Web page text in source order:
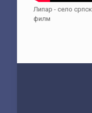
Липар - село
филм